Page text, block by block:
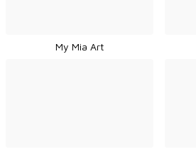
My Mia Art